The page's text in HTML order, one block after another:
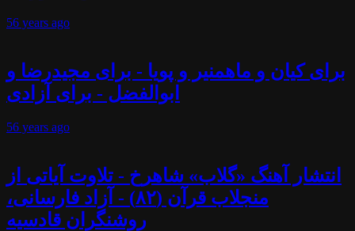
56 years ago
برای کیان و ماهمنیر و پویا - برای مجیدرضا و
ابوالفضل - برای آزادی
56 years ago
انتشار آهنگ «گلاب» شاهرخ - تلاوت آیاتی از
منجلاب قرآن (۸۲) - آزاد فارسانی،
روشنگران قادسیه